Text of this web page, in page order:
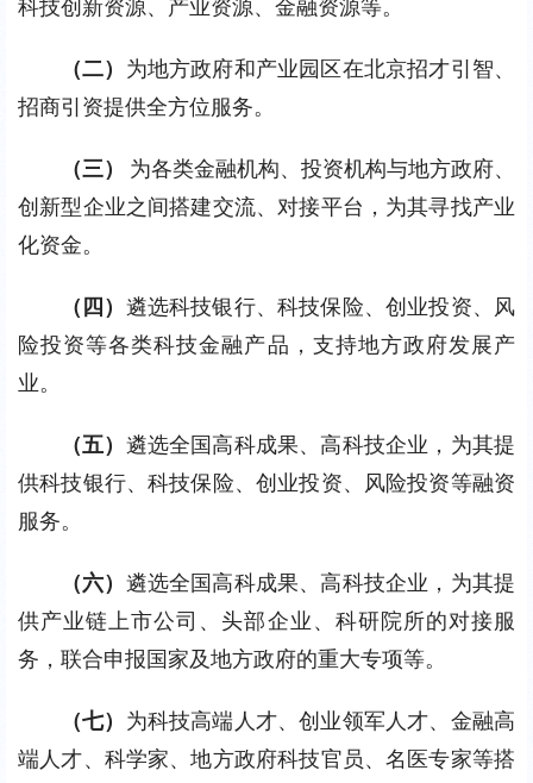
科技创新资源、产业资源、金融资源等。
（二） 为地方政府和产业园区在北京招才引智、
招商引资提供全方位服务。
（三） 为各类金融机构、投资机构与地方政府、
创新型企业之间搭建交流、对接平台，为其寻找产业
化资金。
（四） 遴选科技银行、科技保险、创业投资、风
险投资等各类科技金融产品，支持地方政府发展产
业。
（五） 遴选全国高科成果、高科技企业，为其提
供科技银行、科技保险、创业投资、风险投资等融资
服务。
（六） 遴选全国高科成果、高科技企业，为其提
供产业链上市公司、头部企业、科研院所的对接服
务，联合申报国家及地方政府的重大专项等。
（七） 为科技高端人才、创业领军人才、金融高
端人才、科学家、地方政府科技官员、名医专家等搭